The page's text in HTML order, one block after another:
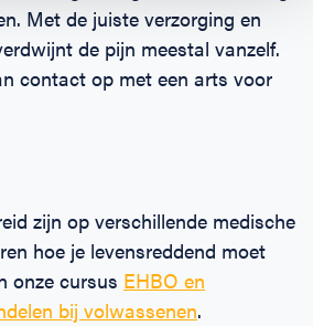
Met de juiste verzorging en
de pijn meestal vanzelf.
contact op met een arts voor
zijn op verschillende medische
hoe je levensreddend moet
onze cursus EHBO en
bij volwassenen.